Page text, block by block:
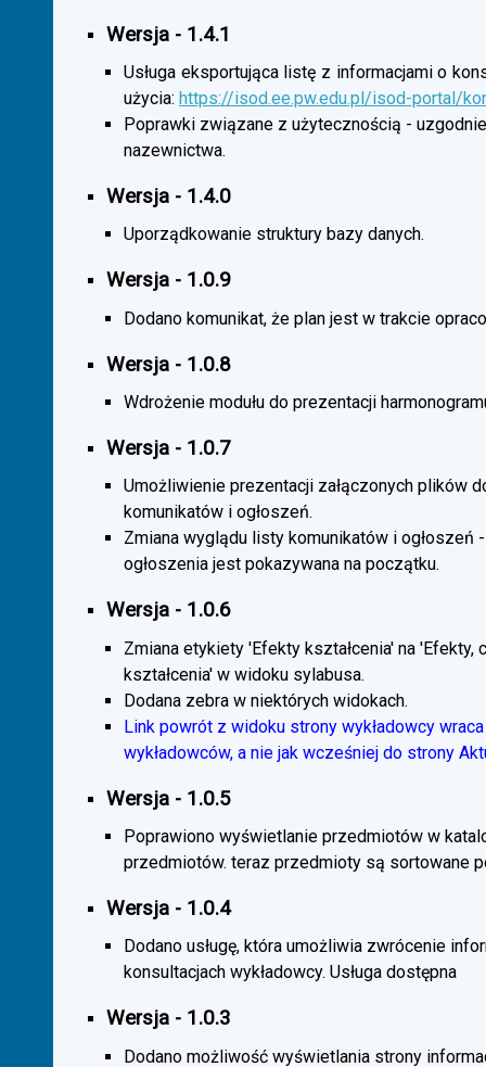
Wersja - 1.4.1
Usługa eksportująca listę z informacjami o
użycia: https://isod.ee.pw.edu.pl/isod-portal/
Poprawki związane z użytecznością -
nazewnictwa.
Wersja - 1.4.0
Uporządkowanie struktury bazy danych.
Wersja - 1.0.9
Dodano komunikat, że plan jest w trakcie
Wersja - 1.0.8
Wdrożenie modułu do prezentacji
Wersja - 1.0.7
Umożliwienie prezentacji załączonych plików
komunikatów i ogłoszeń.
Zmiana wyglądu listy komunikatów i ogłoszeń
ogłoszenia jest pokazywana na początku.
Wersja - 1.0.6
Zmiana etykiety 'Efekty kształcenia' na 'Efekty,
kształcenia' w widoku sylabusa.
Dodana zebra w niektórych widokach.
Link powrót z widoku strony wykładowcy
wykładowców, a nie jak wcześniej do strony
Wersja - 1.0.5
Poprawiono wyświetlanie przedmiotów w
przedmiotów. teraz przedmioty są sortowane
Wersja - 1.0.4
Dodano usługę, która umożliwia zwrócenie
konsultacjach wykładowcy. Usługa dostępna
Wersja - 1.0.3
Dodano możliwość wyświetlania strony